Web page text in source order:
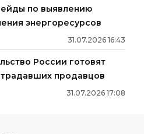
по выявлению
энергоресурсов
31.07.2026 16:43
России готовят
продавцов
31.07.2026 17:08